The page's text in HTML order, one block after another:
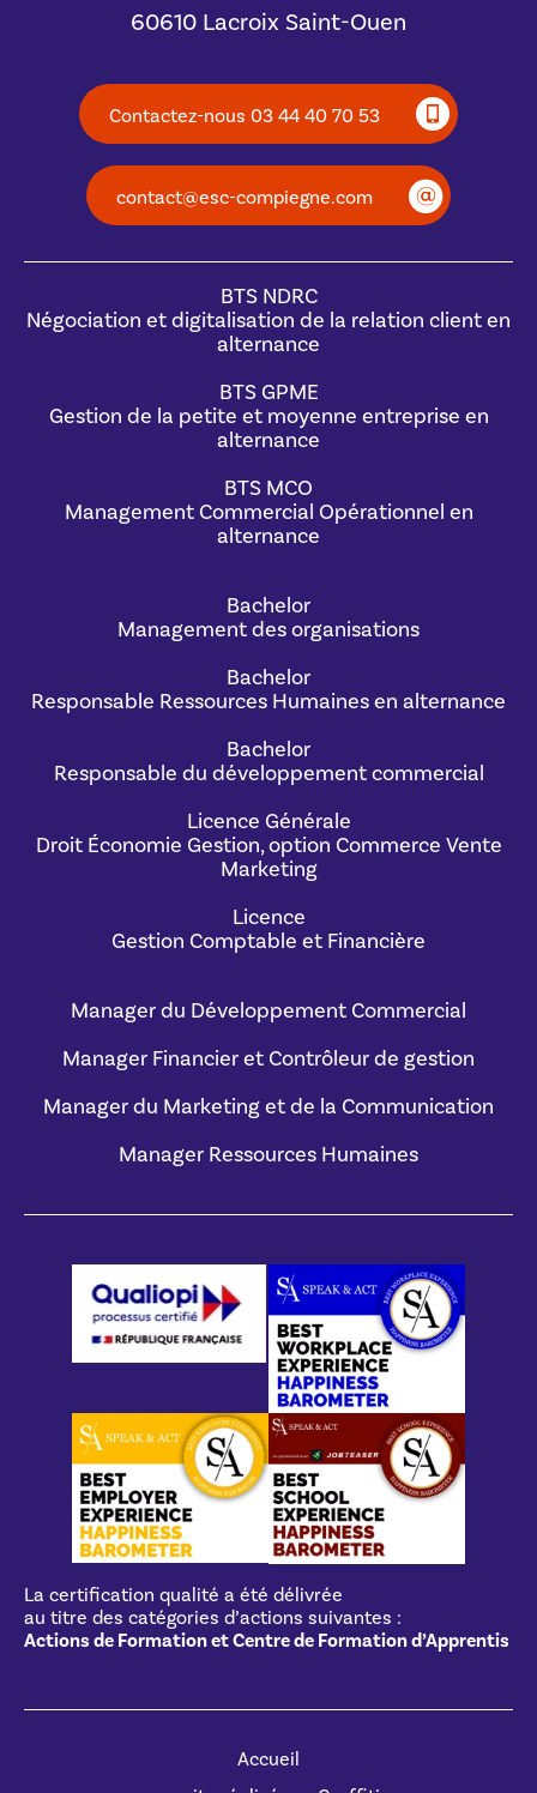
60610 Lacroix Saint-Ouen
Contactez-nous 03 44 40 70 53
contact@esc-compiegne.com
BTS NDRC
Négociation et digitalisation de la relation client en
alternance
BTS GPME
Gestion de la petite et moyenne entreprise en
alternance
BTS MCO
Management Commercial Opérationnel en
alternance
Bachelor
Management des organisations
Bachelor
Responsable Ressources Humaines en alternance
Bachelor
Responsable du développement commercial
Licence Générale
Droit Économie Gestion, option Commerce Vente
Marketing
Licence
Gestion Comptable et Financière
Manager du Développement Commercial
Manager Financier et Contrôleur de gestion
Manager du Marketing et de la Communication
Manager Ressources Humaines
La certification qualité a été délivrée
au titre des catégories d’actions suivantes :
Actions de Formation et Centre de Formation d’Apprentis
Accueil